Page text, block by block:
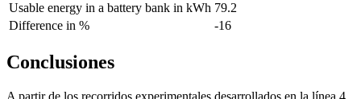
Usable energy in a battery bank in kWh 79.2
Difference in %
-16
Conclusiones
A partir de los recorridos experimentales desarrollados en la línea 4